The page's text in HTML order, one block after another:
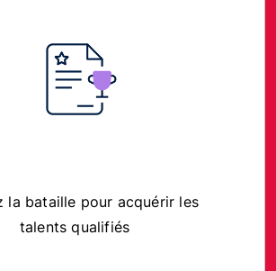
la bataille pour acquérir les
talents qualifiés